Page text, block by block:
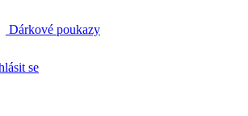
Volat